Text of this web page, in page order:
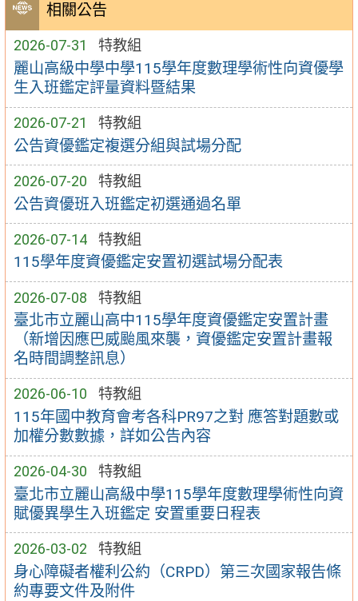
相關公告
2026-07-31 特教組
麗山高級中學中學115學年度數理學術性向資優學
生入班鑑定評量資料暨結果
2026-07-21 特教組
公告資優鑑定複選分組與試場分配
2026-07-20 特教組
公告資優班入班鑑定初選通過名單
2026-07-14 特教組
115學年度資優鑑定安置初選試場分配表
2026-07-08 特教組
臺北市立麗山高中115學年度資優鑑定安置計畫
（新增因應巴威颱風來襲，資優鑑定安置計畫報
名時間調整訊息）
2026-06-10 特教組
115年國中教育會考各科PR97之對 應答對題數或
加權分數數據，詳如公告內容
2026-04-30 特教組
臺北市立麗山高級中學115學年度數理學術性向資
賦優異學生入班鑑定 安置重要日程表
2026-03-02 特教組
身心障礙者權利公約（CRPD）第三次國家報告條
約專要文件及附件